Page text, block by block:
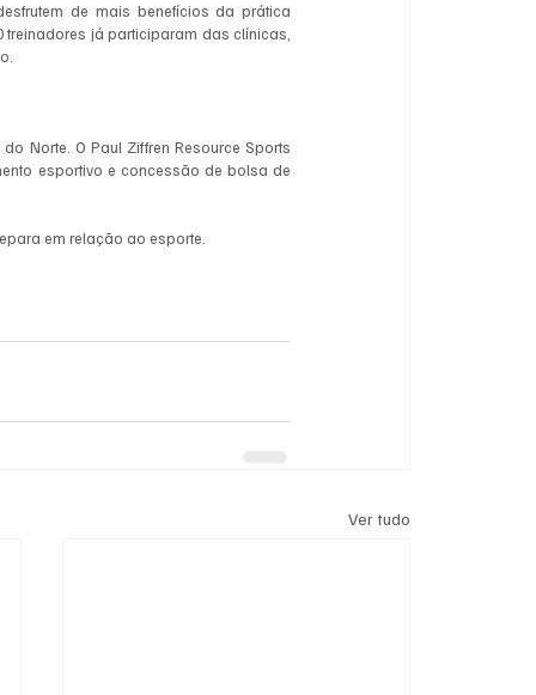
de mais benefícios da prática
treinadores já participaram das clínicas,
Norte. O Paul Ziffren Resource Sports
esportivo e concessão de bolsa de
em relação ao esporte.
Ver tudo